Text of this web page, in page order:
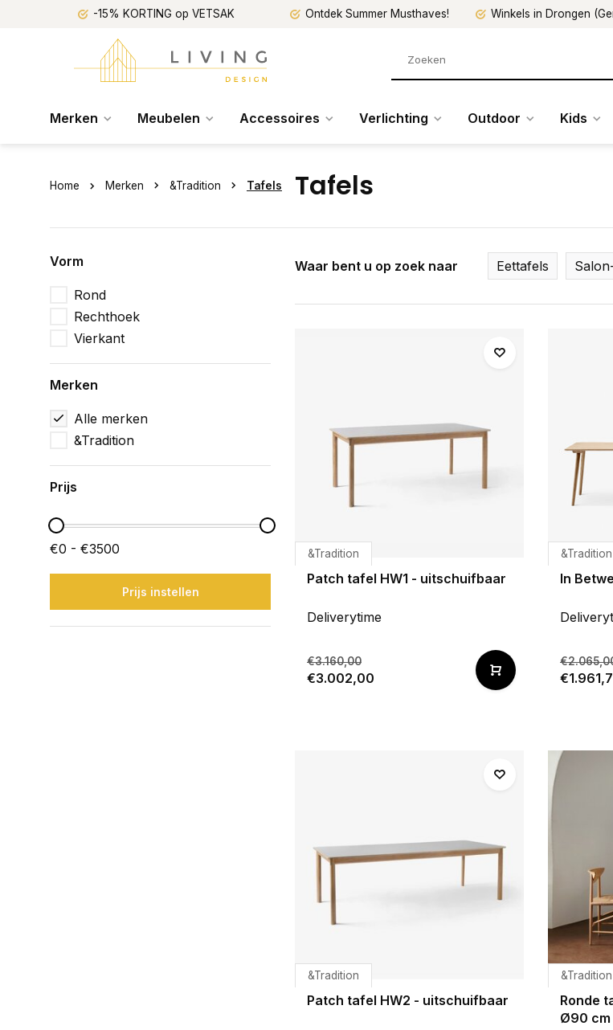
-15% KORTING op VETSAK Ontdek Summer Musthaves! Winkels in Drongen
Merken Meubelen Accessoires Verlichting Outdoor Kids
Home Merken &Tradition Tafels Tafels
Vorm
Rond
Rechthoek
Vierkant
Merken
Alle merken
&Tradition
Prijs
€0 - €3500
Prijs instellen
Waar bent u op zoek naar Eettafels
&Tradition
Patch tafel HW1 - uitschuifbaar
Deliverytime
€3.160,00
€3.002,00
&Tradition
In
&Tradition
Patch tafel HW2 - uitschuifbaar
&Tradition
Ronde
Ø90 cm